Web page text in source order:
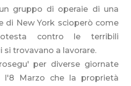
gruppo di operaie di una
di New York scioperò come
contro le terribili
si trovavano a lavorare.
per diverse giornate
l'8 Marzo che la proprietà